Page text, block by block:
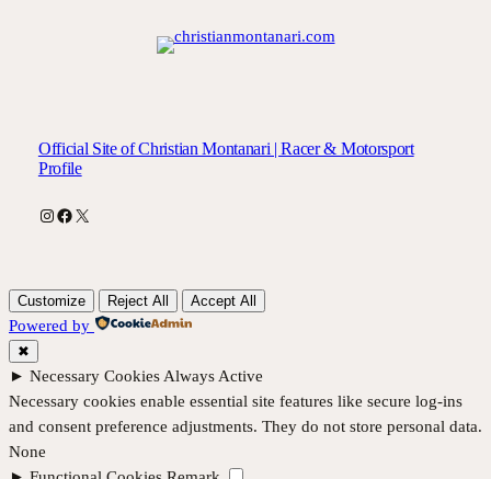
Official Site of Christian Montanari | Racer & Motorsport
Profile
Instagram
Facebook
X
Customize Reject All Accept All
Powered by
✖
► Necessary Cookies Always Active
Necessary cookies enable essential site features like secure log-ins
and consent preference adjustments. They do not store personal data.
None